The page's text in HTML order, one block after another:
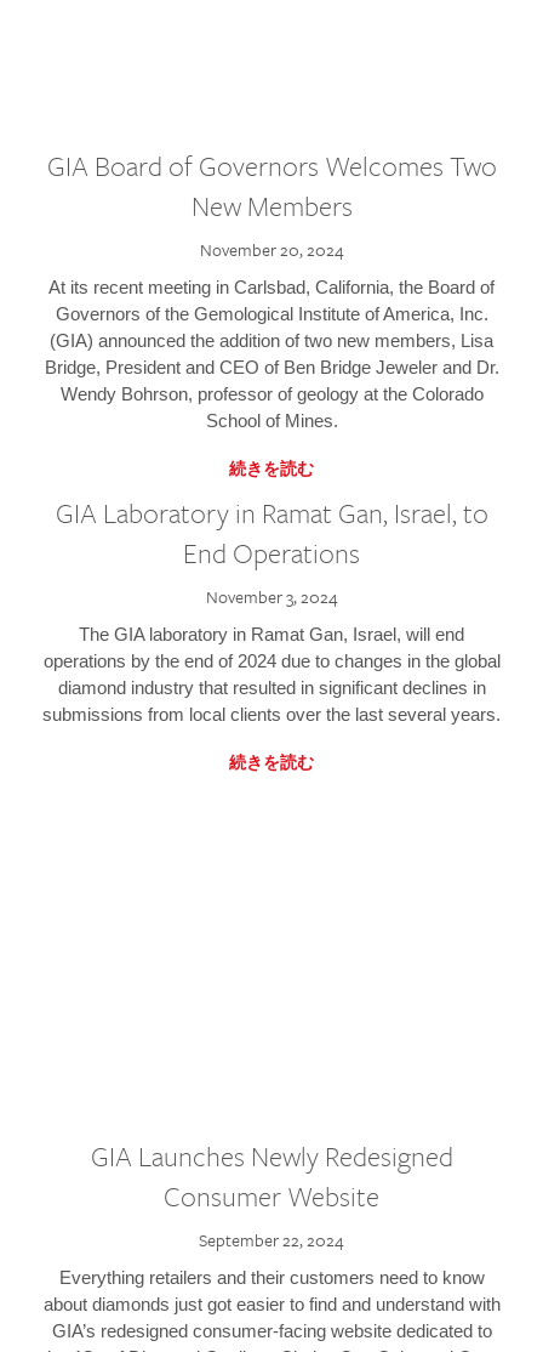
GIA Board of Governors Welcomes Two
New Members
November 20, 2024
At its recent meeting in Carlsbad, California, the Board of
Governors of the Gemological Institute of America, Inc.
(GIA) announced the addition of two new members, Lisa
Bridge, President and CEO of Ben Bridge Jeweler and Dr.
Wendy Bohrson, professor of geology at the Colorado
School of Mines.
続きを読む
GIA Laboratory in Ramat Gan, Israel, to
End Operations
November 3, 2024
The GIA laboratory in Ramat Gan, Israel, will end
operations by the end of 2024 due to changes in the global
diamond industry that resulted in significant declines in
submissions from local clients over the last several years.
続きを読む
GIA Launches Newly Redesigned
Consumer Website
September 22, 2024
Everything retailers and their customers need to know
about diamonds just got easier to find and understand with
GIA’s redesigned consumer-facing website dedicated to